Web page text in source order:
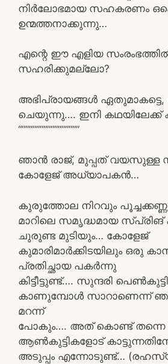
നിർലോഭമായ സഹകരണം
ഉന്മത്തനാക്കുന്നു…
എന്റെ ഈ എളിയ
സഹരിക്കുമല്ലോ?
അഭിപ്രായങ്ങൾ
ചെയുന്നു…. ഇനി കഥയിലേക്ക്
“””””””””””””””””
ഞാൻ രാജ്, മുപ്പത്
കോളേജ് അധ്യാപകൻ…
കുരുത്തോല നിറവും
മാറിലെ സമൃദ്ധമായ
ചുരുണ്ട മുടിയും… കോളേജ്
കുമാരിമാർക്കിടയിലും ഒരു
പ്രതിച്ഛായ പകർന്നു
കിട്ടീട്ടുണ്ട്…. സുന്ദരി
കാണുമ്പോൾ സാറാണെന്ന്
മറന്ന്
പോകും…. അത് കൊണ്ട് തന്നെ
ആൺകുട്ടികളോട്
അടുപ്പം എന്നോടുണ്ട്…